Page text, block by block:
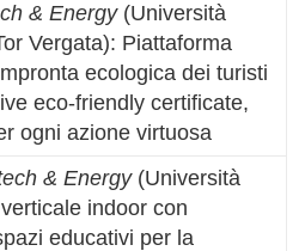
& Energy (Università
Vergata): Piattaforma
ecologica dei turisti
eco-friendly certificate,
ogni azione virtuosa
& Energy (Università
indoor con
educativi per la